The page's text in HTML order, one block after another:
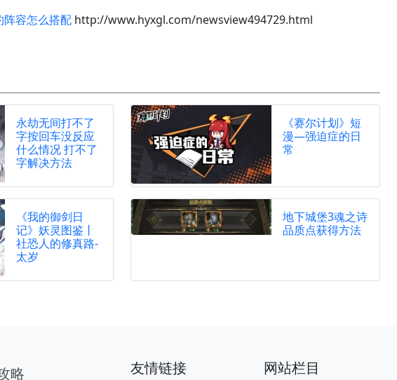
阵容怎么搭配 http://www.hyxgl.com/newsview494729.html
永劫无间打不了
字按回车没反应
什么情况 打不了
字解决方法
《赛尔计划》短
漫—强迫症的日
常
《我的御剑日
记》妖灵图鉴丨
社恐人的修真路-
太岁
地下城堡3魂之诗
品质点获得方法
略 友情链接 网站栏目